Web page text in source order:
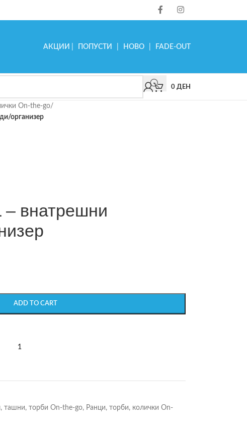
АКЦИИ ПОПУСТИ НОВО FADE-OUT
0 ДЕН
On-the-go/
организер
– внатрешни
ADD TO CART
1
ташни, торби On-the-go, Ранци, торби, колички On-